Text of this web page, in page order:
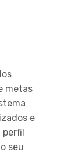
metas
e
perfil
seu